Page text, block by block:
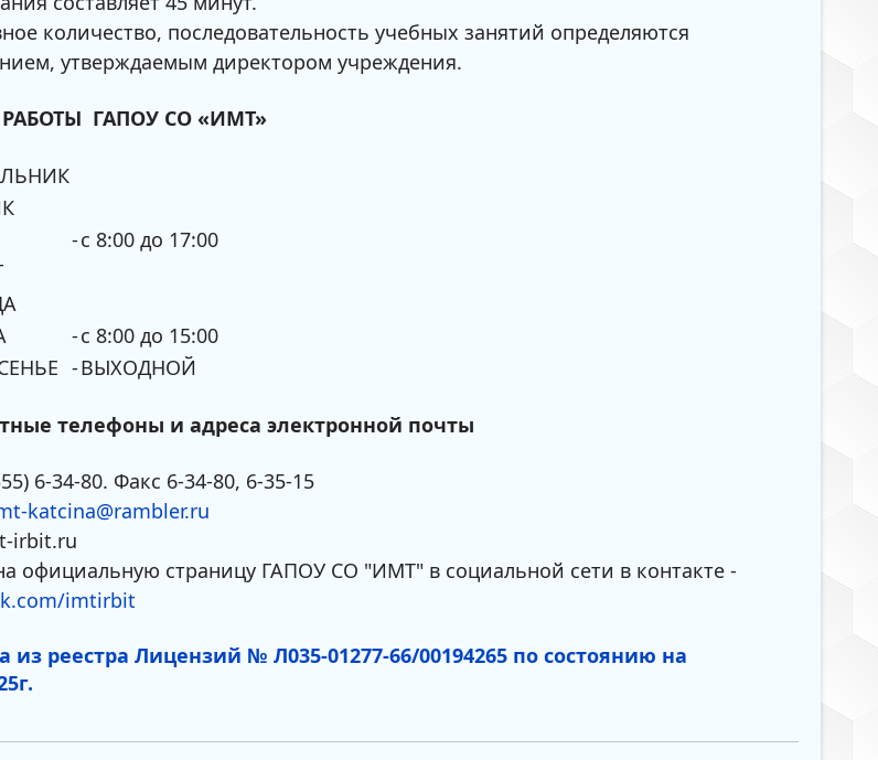
количество, последовательность учебных занятий определяются
утверждаемым директором учреждения.
ГАПОУ СО «ИМТ»
-с 8:00 до 17:00
-с 8:00 до 15:00
-ВЫХОДНОЙ
телефоны и адреса электронной почты
6-34-80. Факс 6-34-80, 6-35-15
katcina@rambler.ru
irbit.ru
официальную страницу ГАПОУ СО "ИМТ" в социальной сети в контакте -
imtirbit
из реестра Лицензий № Л035-01277-66/00194265 по состоянию на